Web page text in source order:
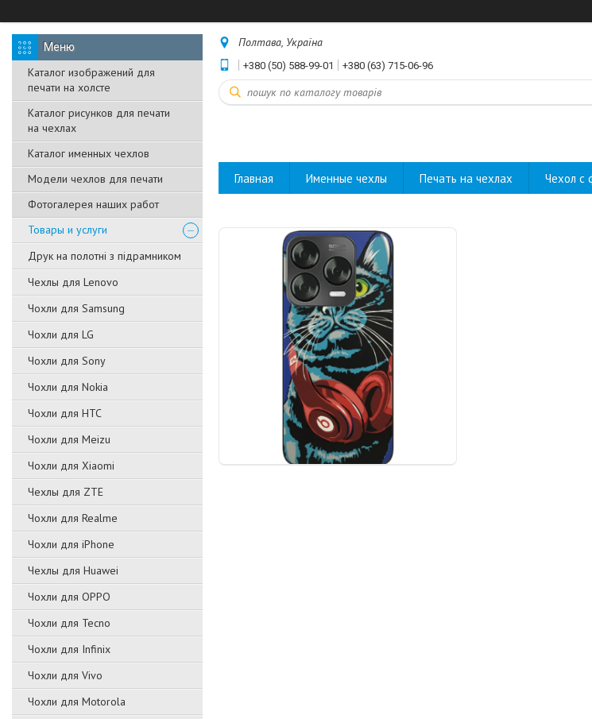
Каталог изображений для
печати на холсте
Каталог рисунков для печати
на чехлах
Каталог именных чехлов
Модели чехлов для печати
Фотогалерея наших работ
Товары и услуги
Друк на полотні з підрамником
Чехлы для Lenovo
Чохли для Samsung
Чохли для LG
Чохли для Sony
Чохли для Nokia
Чохли для HTC
Чохли для Meizu
Чохли для Xiaomi
Чехлы для ZTE
Чохли для Realme
Чохли для iPhone
Чехлы для Huawei
Чохли для OPPO
Чохли для Tecno
Чохли для Infinix
Чохли для Vivo
Чохли для Motorola
Полтава, Україна
+380 (50) 588-99-01 +380 (63) 715-06-96
Главная Именные чехлы Печать на чехлах Чехол с